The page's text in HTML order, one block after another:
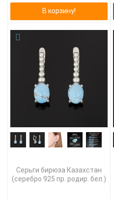
В корзину!
Серьги бирюза Казахстан
(серебро 925 пр. родир. бел.)